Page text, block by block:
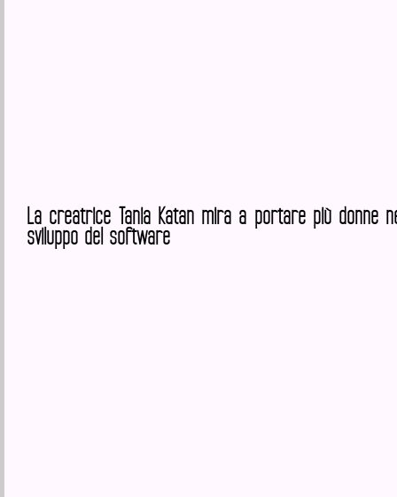
La creatrice Tania Katan mira a portare più donne
sviluppo del software